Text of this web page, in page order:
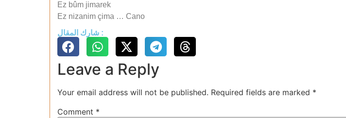
Ez bûm jimarek
Ez nizanim çima … Cano
شارك المقال :
Leave a Reply
Your email address will not be published. Required fields are marked *
Comment *